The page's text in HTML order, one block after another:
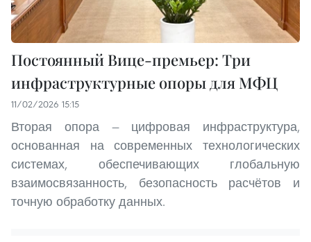
Постоянный Вице-премьер: Три
инфраструктурные опоры для МФЦ
11/02/2026 15:15
Вторая опора — цифровая инфраструктура,
основанная на современных технологических
системах, обеспечивающих глобальную
взаимосвязанность, безопасность расчётов и
точную обработку данных.